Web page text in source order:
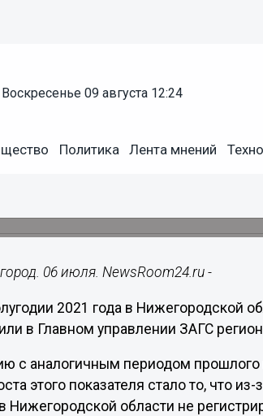
воскресенье 09 августа 12:24
Политика Лента мнений
браков выросло в
06 июля. NewsRoom24.ru -
2021 года в Нижегородской
в Главном управлении ЗАГС
с аналогичным периодом прошлого
этого показателя стало то, что
Нижегородской области не